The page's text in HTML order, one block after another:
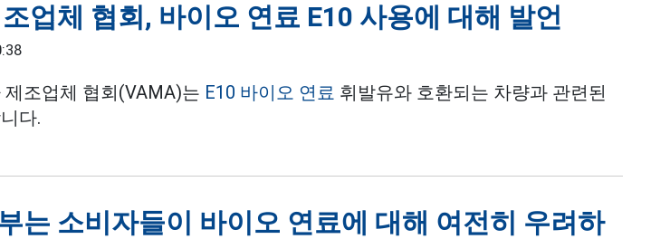
업체 협회, 바이오 연료 E10 사용에 대해 발언
조업체 협회(VAMA)는 E10 바이오 연료 휘발유와 호환되는 차량과 관련된
다.
는 소비자들이 바이오 연료에 대해 여전히 우려하